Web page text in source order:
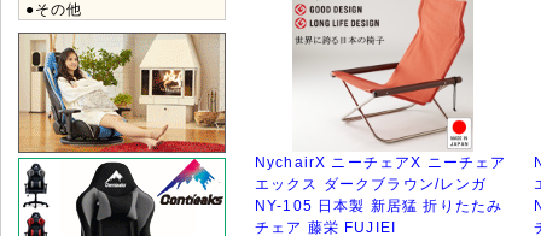
●その他
NychairX ニーチェアX ニーチェア
エックス ダークブラウン/レンガ
NY-105 日本製 新居猛 折りたたみ
チェア 藤栄 FUJIEI